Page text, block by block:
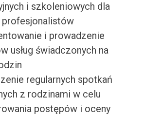
i szkoleniowych dla
i prowadzenie
usług świadczonych na
regularnych spotkań
z rodzinami w celu
postępów i oceny